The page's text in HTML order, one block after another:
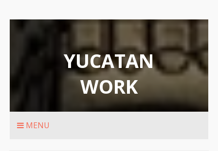
YUCATAN
WORK
Rutas de transporte urbanos de Merida
MENU